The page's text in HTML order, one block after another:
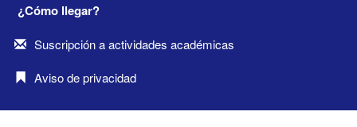
¿Cómo llegar?
Suscripción a actividades académicas
Aviso de privacidad